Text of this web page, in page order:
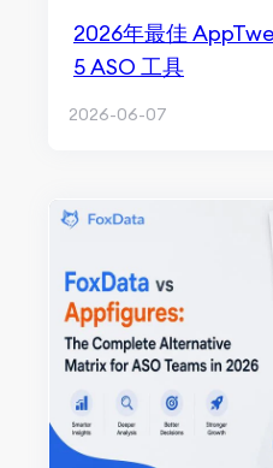
2026年最佳
5 ASO 工具
2026-06-07